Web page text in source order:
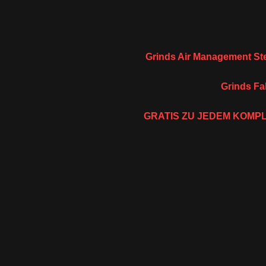
Grinds Air Management
Grinds
GRATIS ZU JEDEM